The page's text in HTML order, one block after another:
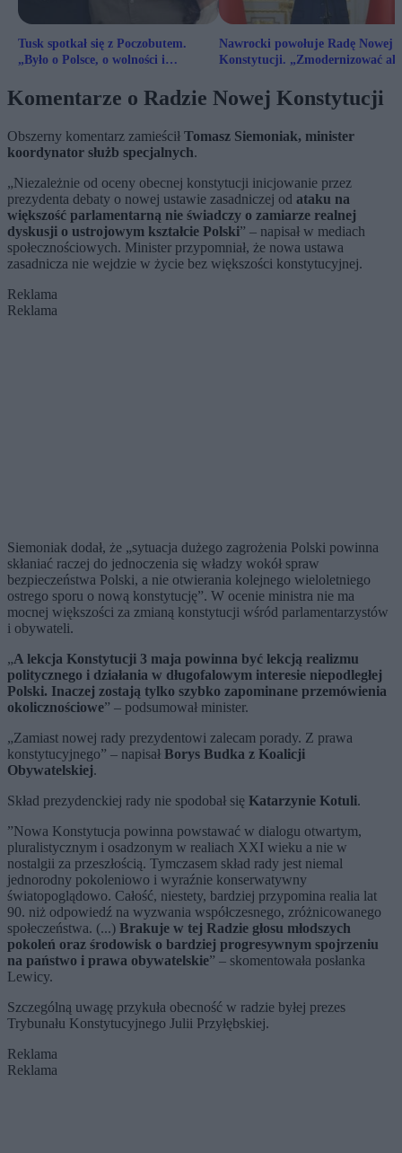
Tusk spotkał się z Poczobutem.
„Było o Polsce, o wolności i
Nawrocki powołuje Radę Nowej
Konstytucji. „Zmodernizować
Komentarze o Radzie Nowej Konstytucji
Obszerny komentarz zamieścił Tomasz Siemoniak, minister
koordynator służb specjalnych.
„Niezależnie od oceny obecnej konstytucji inicjowanie przez
prezydenta debaty o nowej ustawie zasadniczej od ataku na
większość parlamentarną nie świadczy o zamiarze realnej
dyskusji o ustrojowym kształcie Polski” – napisał w mediach
społecznościowych. Minister przypomniał, że nowa ustawa
zasadnicza nie wejdzie w życie bez większości konstytucyjnej.
Reklama
Reklama
Siemoniak dodał, że „sytuacja dużego zagrożenia Polski powinna
skłaniać raczej do jednoczenia się władzy wokół spraw
bezpieczeństwa Polski, a nie otwierania kolejnego wieloletniego
ostrego sporu o nową konstytucję”. W ocenie ministra nie ma
mocnej większości za zmianą konstytucji wśród parlamentarzystów
i obywateli.
„A lekcja Konstytucji 3 maja powinna być lekcją realizmu
politycznego i działania w długofalowym interesie niepodległej
Polski. Inaczej zostają tylko szybko zapominane przemówienia
okolicznościowe” – podsumował minister.
„Zamiast nowej rady prezydentowi zalecam porady. Z prawa
konstytucyjnego” – napisał Borys Budka z Koalicji
Obywatelskiej.
Skład prezydenckiej rady nie spodobał się Katarzynie Kotuli.
”Nowa Konstytucja powinna powstawać w dialogu otwartym,
pluralistycznym i osadzonym w realiach XXI wieku a nie w
nostalgii za przeszłością. Tymczasem skład rady jest niemal
jednorodny pokoleniowo i wyraźnie konserwatywny
światopoglądowo. Całość, niestety, bardziej przypomina realia lat
90. niż odpowiedź na wyzwania współczesnego, zróżnicowanego
społeczeństwa. (...) Brakuje w tej Radzie głosu młodszych
pokoleń oraz środowisk o bardziej progresywnym spojrzeniu
na państwo i prawa obywatelskie” – skomentowała posłanka
Lewicy.
Szczególną uwagę przykuła obecność w radzie byłej prezes
Trybunału Konstytucyjnego Julii Przyłębskiej.
Reklama
Reklama